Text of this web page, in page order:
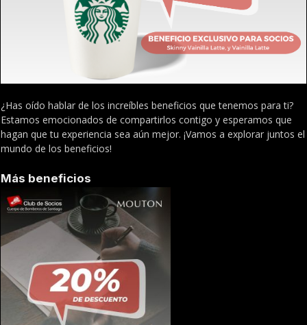
¿Has oído hablar de los increíbles beneficios que tenemos para ti?
Estamos emocionados de compartirlos contigo y esperamos que
hagan que tu experiencia sea aún mejor. ¡Vamos a explorar juntos el
mundo de los beneficios!
Más beneficios